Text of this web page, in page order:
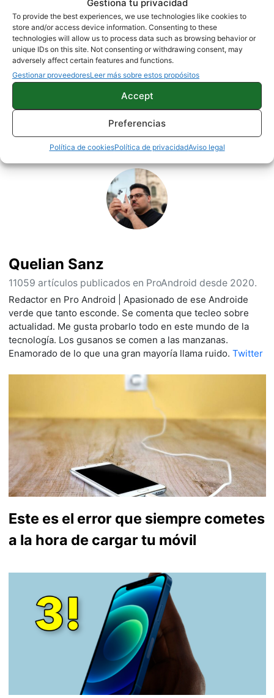
Gestiona tu privacidad
To provide the best experiences, we use technologies like cookies to
store and/or access device information. Consenting to these
technologies will allow us to process data such as browsing behavior or
unique IDs on this site. Not consenting or withdrawing consent, may
adversely affect certain features and functions.
Gestionar proveedoresLeer más sobre estos propósitos
Accept
Preferencias
Política de cookiesPolítica de privacidadAviso legal
Una imagen filtra los modelos y precios del
Xiaomi Mi 6
OPINION
Sobre este autor
Quelian Sanz
11059 artículos publicados en ProAndroid desde 2020.
Redactor en Pro Android | Apasionado de ese Androide
verde que tanto esconde. Se comenta que tecleo sobre
actualidad. Me gusta probarlo todo en este mundo de la
tecnología. Los gusanos se comen a las manzanas.
Enamorado de lo que una gran mayoría llama ruido. Twitter
Este es el error que siempre cometes
a la hora de cargar tu móvil